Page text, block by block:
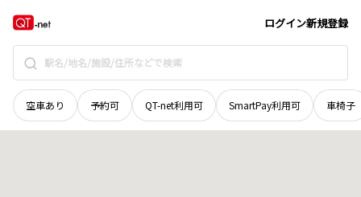
ログイン新規登録
空車あり 予約可 QT-net利用可 SmartPay利用可 車椅子
富山県